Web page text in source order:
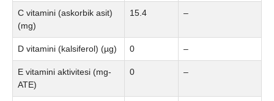
C vitamini (askorbik asit)
(mg)
15.4 –
D vitamini (kalsiferol) (µg) 0 –
E vitamini aktivitesi (mg-
ATE)
0 –